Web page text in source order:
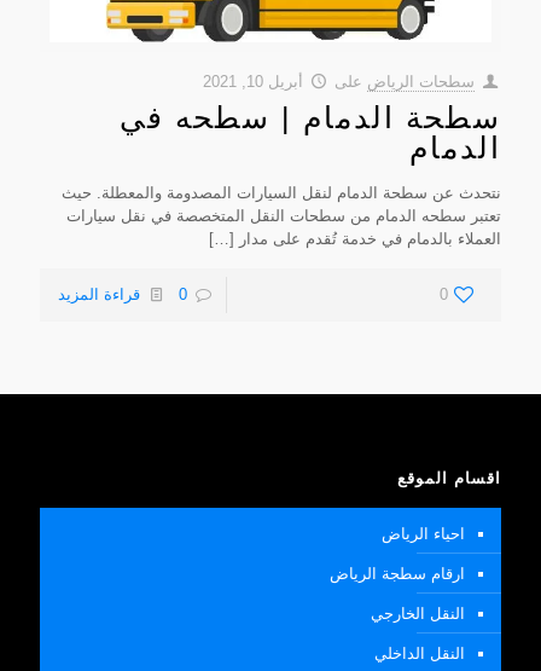
سطحات الرياض على أبريل 10, 2021
سطحة الدمام | سطحه في
الدمام
نتحدث عن سطحة الدمام لنقل السيارات المصدومة والمعطلة. حيث
تعتبر سطحه الدمام من سطحات النقل المتخصصة في نقل سيارات
العملاء بالدمام في خدمة تُقدم على مدار
[…]
0
0 قراءة المزيد
اقسام الموقع
احياء الرياض
ارقام سطجة الرياض
النقل الخارجي
النقل الداخلي